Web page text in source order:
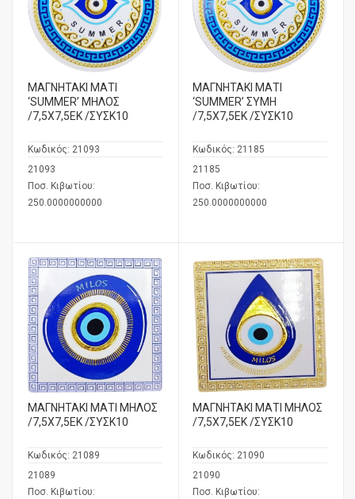
ΜΑΓΝΗΤΑΚΙ ΜΑΤΙ
‘SUMMER’ ΜΗΛΟΣ
/7,5Χ7,5ΕΚ /ΣΥΣΚ10
Κωδικός: 21093
21093
Ποσ. Κιβωτίου:
250.0000000000
ΜΑΓΝΗΤΑΚΙ ΜΑΤΙ
‘SUMMER’ ΣΥΜΗ
/7,5Χ7,5ΕΚ /ΣΥΣΚ10
Κωδικός: 21185
21185
Ποσ. Κιβωτίου:
250.0000000000
ΜΑΓΝΗΤΑΚΙ ΜΑΤΙ ΜΗΛΟΣ
/7,5Χ7,5ΕΚ /ΣΥΣΚ10
Κωδικός: 21089
21089
Ποσ. Κιβωτίου:
ΜΑΓΝΗΤΑΚΙ ΜΑΤΙ ΜΗΛΟΣ
/7,5Χ7,5ΕΚ /ΣΥΣΚ10
Κωδικός: 21090
21090
Ποσ. Κιβωτίου: